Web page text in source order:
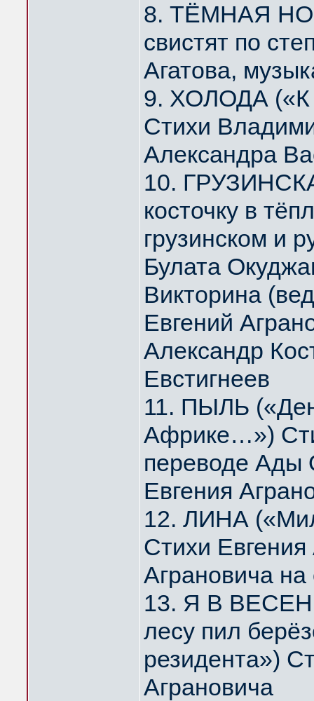
8. ТЁМНАЯ
свистят по
Агатова,
9. ХОЛОДА («К
Стихи
Александра
10.
косточку в
грузинском и
Булата
Викторина
Евгений
Александр
Евстигнеев
11. ПЫЛЬ
Африке…»)
переводе Ады
Евгения
12. ЛИНА
Стихи
Аграновича
13. Я В
лесу пил
резидента»)
Аграновича